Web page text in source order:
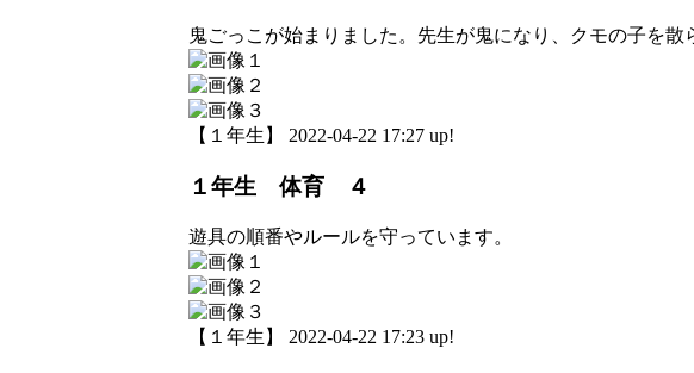
鬼ごっこが始まりました。先生が鬼になり、クモの子を
【１年生】 2022-04-22 17:27 up!
１年生 体育 ４
遊具の順番やルールを守っています。
【１年生】 2022-04-22 17:23 up!